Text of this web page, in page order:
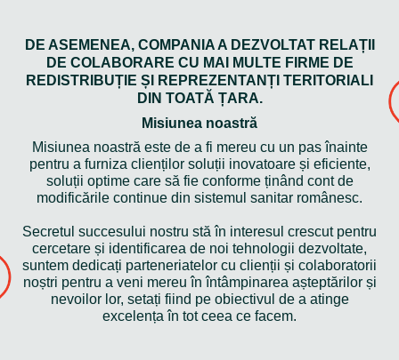
DE ASEMENEA, COMPANIA A DEZVOLTAT RELAȚII
DE COLABORARE CU MAI MULTE FIRME DE
REDISTRIBUȚIE ȘI REPREZENTANȚI TERITORIALI
DIN TOATĂ ȚARA.
Misiunea noastră
Misiunea noastră este de a fi mereu cu un pas înainte
pentru a furniza clienților soluții inovatoare și eficiente,
soluții optime care să fie conforme ținând cont de
modificările continue din sistemul sanitar românesc.
Secretul succesului nostru stă în interesul crescut pentru
cercetare și identificarea de noi tehnologii dezvoltate,
suntem dedicați parteneriatelor cu clienții și colaboratorii
noștri pentru a veni mereu în întâmpinarea așteptărilor și
nevoilor lor, setați fiind pe obiectivul de a atinge
excelența în tot ceea ce facem.